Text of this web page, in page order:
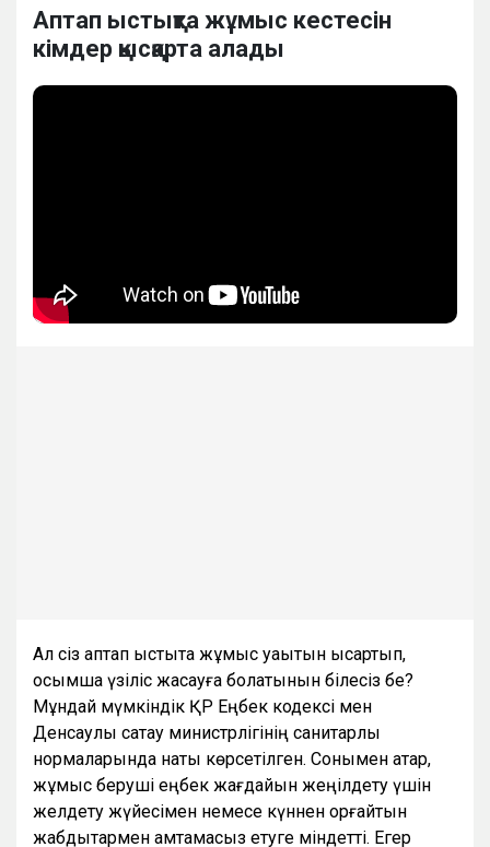
Аптап ыстықта жұмыс кестесін
кімдер қысқарта алады
Ал сіз аптап ыстықта жұмыс уақытын қысқартып,
қосымша үзіліс жасауға болатынын білесіз бе?
Мұндай мүмкіндік ҚР Еңбек кодексі мен
Денсаулық сақтау министрлігінің санитарлық
нормаларында нақты көрсетілген. Сонымен қатар,
жұмыс беруші еңбек жағдайын жеңілдету үшін
желдету жүйесімен немесе күннен қорғайтын
жабдықтармен қамтамасыз етуге міндетті. Егер